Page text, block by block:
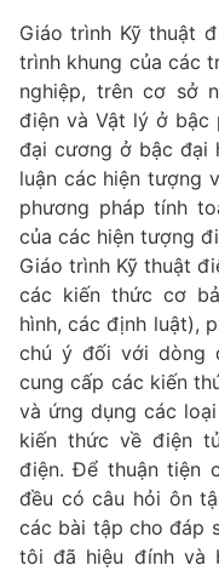
Giáo trình Kỹ thuật
trình khung của các
nghiệp, trên cơ sở
điện và Vật lý ở bậc
đại cương ở bậc đại
luận các hiện tượng
phương pháp tính
của các hiện tượng
Giáo trình Kỹ thuật
các kiến thức cơ
hình, các định luật),
chú ý đối với dòng
cung cấp các kiến
và ứng dụng các
kiến thức về điện
điện. Để thuận tiện
đều có câu hỏi ôn
các bài tập cho đáp
tôi đã hiệu đính và